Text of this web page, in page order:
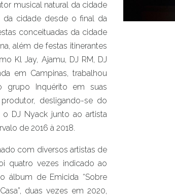
musical natural da cidade
da cidade desde o final da
conceituadas da cidade
além de festas itinerantes
Kl Jay, Ajamu, DJ RM, DJ
em Campinas, trabalhou
grupo Inquérito em suas
desligando-se do
DJ Nyack junto ao artista
de 2016 à 2018.
com diversos artistas de
quatro vezes indicado ao
álbum de Emicida “Sobre
duas vezes em 2020,